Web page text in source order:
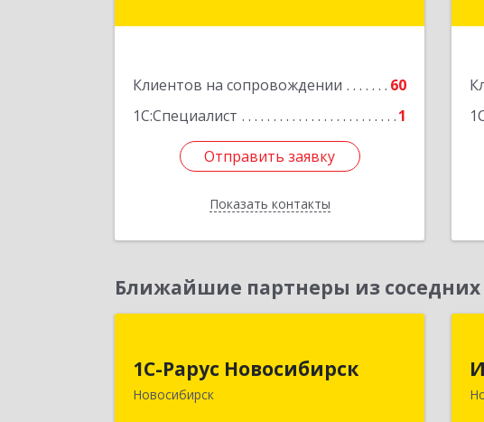
Клиентов на сопровождении
60
1С:Специалист
1
Отправить заявку
Показать контакты
Подробнее
Отправить заявку
Назад
Ближайшие партнеры из соседних
1С-Рарус Новосибирск
Новосибирск
630015, Новосибирская обл,
Новосибирск г, Планетная ул, дом №